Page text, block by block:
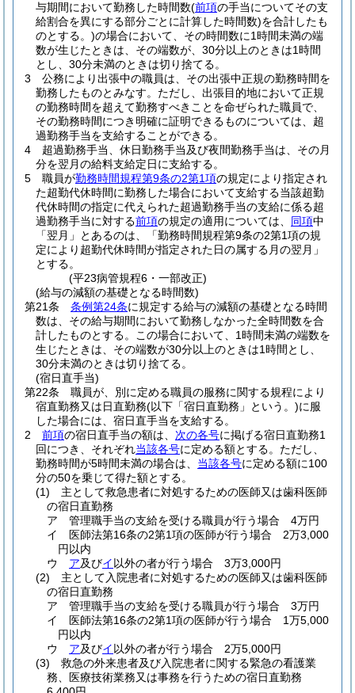
与期間において勤務した時間数(前項の手当についてその支
給割合を異にする部分ごとに計算した時間数)を合計したも
のとする。 )の場合において、その時間数に1時間未満の端
数が生じたときは、その端数が、30分以上のときは1時間
とし、30分未満のときは切り捨てる。
3
公務により出張中の職員は、その出張中正規の勤務時間を
勤務したものとみなす。 ただし、出張目的地において正規
の勤務時間を超えて勤務すべきことを命ぜられた職員で、
その勤務時間につき明確に証明できるものについては、超
過勤務手当を支給することができる。
4
超過勤務手当、休日勤務手当及び夜間勤務手当は、その月
分を翌月の給料支給定日に支給する。
5
職員が勤務時間規程第9条の2第1項の規定により指定され
た超勤代休時間に勤務した場合において支給する当該超勤
代休時間の指定に代えられた超過勤務手当の支給に係る超
過勤務手当に対する前項の規定の適用については、 同項中
「翌月」とあるのは、「勤務時間規程第9条の2第1項の規
定により超勤代休時間が指定された日の属する月の翌月」
とする。
(平23病管規程6・一部改正)
(給与の減額の基礎となる時間数)
第21条
条例第24条に規定する給与の減額の基礎となる時間
数は、その給与期間において勤務しなかった全時間数を合
計したものとする。
この場合において、1時間未満の端数を
生じたときは、その端数が30分以上のときは1時間とし、
30分未満のときは切り捨てる。
(宿日直手当)
第22条
職員が、別に定める職員の服務に関する規程により
宿直勤務又は日直勤務(以下「宿日直勤務」という。)に服
した場合には、宿日直手当を支給する。
2
前項の宿日直手当の額は、 次の各号に掲げる宿日直勤務1
回につき、それぞれ当該各号に定める額とする。 ただし、
勤務時間が5時間未満の場合は、 当該各号に定める額に100
分の50を乗じて得た額とする。
(1)
主として救急患者に対処するための医師又は歯科医師
の宿日直勤務
ア
管理職手当の支給を受ける職員が行う場合 4万円
イ
医師法第16条の2第1項の医師が行う場合 2万3,000
円以内
ウ
ア及びイ 以外の者が行う場合 3万3,000円
(2)
主として入院患者に対処するための医師又は歯科医師
の宿日直勤務
ア
管理職手当の支給を受ける職員が行う場合 3万円
イ
医師法第16条の2第1項の医師が行う場合 1万5,000
円以内
ウ
ア及びイ 以外の者が行う場合 2万5,000円
(3)
救急の外来患者及び入院患者に関する緊急の看護業
務、医療技術業務又は事務を行うための宿日直勤務